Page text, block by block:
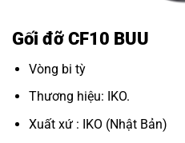
Gối đỡ CF10 BUU
Vòng bi tỳ
Thương hiệu: IKO.
Xuất xứ : IKO (Nhật Bản)